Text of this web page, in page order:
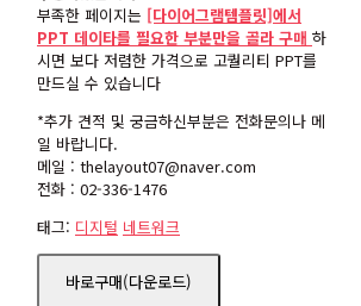
부족한 페이지는 [다이어그램템플릿]에서
PPT 데이타를 필요한 부분만을 골라 구매 하
시면 보다 저렴한 가격으로 고퀄리티 PPT를
만드실 수 있습니다
*추가 견적 및 궁금하신부분은 전화문의나 메
일 바랍니다.
메일 : thelayout07@naver.com
전화 : 02-336-1476
태그: 디지털 네트워크
바로구매(다운로드)